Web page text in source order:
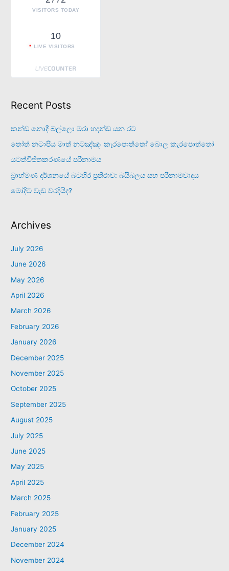
VISITORS TODAY
10
LIVE VISITORS
Recent Posts
කන්ඩ නොදී බල්ලො මරා හදන්ඩ යන රට
තෝත් නටාපිය මාත් නටඤ්ඤං කැරපොත්තෝ බොල කැරපොත්තෝ
යටත්විජිතකරණයේ පරිනාමය
බ්‍රාහ්මණ දර්ශනයේ බටහිර ප්‍රතිරාව: බයිබලය සහ පරිනාමවාදය
මෝදිට වැඩ වරදියිද?
Archives
July 2026
June 2026
May 2026
April 2026
March 2026
February 2026
January 2026
December 2025
November 2025
October 2025
September 2025
August 2025
July 2025
June 2025
May 2025
April 2025
March 2025
February 2025
January 2025
December 2024
November 2024